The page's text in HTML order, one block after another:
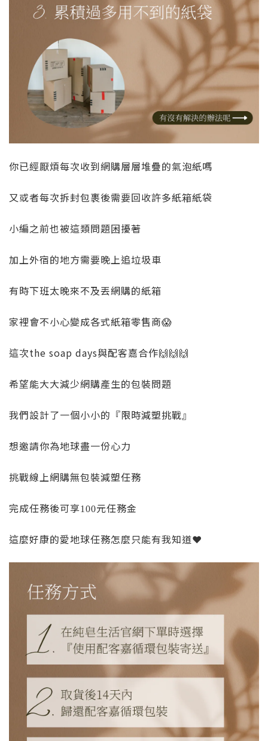
你已經厭煩每次收到網購層層堆疊的氣泡紙嗎
又或者每次拆封包裹後需要回收許多紙箱紙袋
小編之前也被這類問題困擾著
加上外宿的地方需要晚上追垃圾車
有時下班太晚來不及丟網購的紙箱
家裡會不小心變成各式紙箱零售商😱
這次the soap days與配客嘉合作🙌🙌🙌
希望能大大減少網購產生的包裝問題
我們設計了一個小小的『限時減塑挑戰』
想邀請你為地球盡一份心力
挑戰線上網購無包裝減塑任務
完成任務後可享100元任務金
這麼好康的愛地球任務怎麼只能有我知道❤️